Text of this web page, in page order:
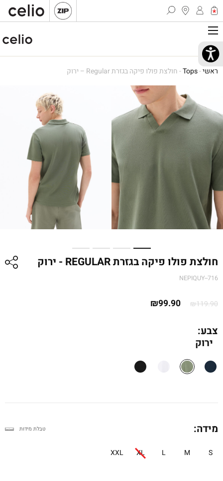
ראשי-
Tops
-חולצת פולו פיקה בגזרת Regular – ירוק
חולצת פולו פיקה בגזרת REGULAR - ירוק
NEPIQUY--716
₪119.90
המחיר₪99.90
צבע:
ירוק
מידה:
S
M
L
XL
XXL
טבלת מידות